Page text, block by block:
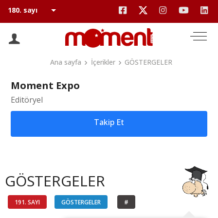
Ana sayfa İçerikler GÖSTERGELER
Moment Expo
Editöryel
Takip Et
GÖSTERGELER
191. SAYI GÖSTERGELER #